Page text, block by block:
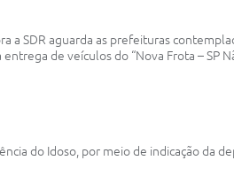
SDR aguarda as prefeituras
de veículos do “Nova Frota – SP
do Idoso, por meio de indicação da